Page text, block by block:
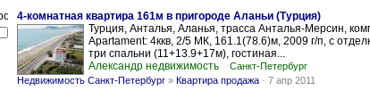
4-комнатная квартира 161м в пригороде Аланьи (Турция)
Турция, Анталья, Аланья, трасса Анталья-Мерсин,
Apartament: 4ккв, 2/5 МК, 161.1(78.6)м, 2009 г/п, с
три спальни (11+13.9+17м), гостиная...
Александр недвижимость
Санкт-Петербург
Недвижимость Санкт-Петербург » Квартира продажа - 7 апр 2011